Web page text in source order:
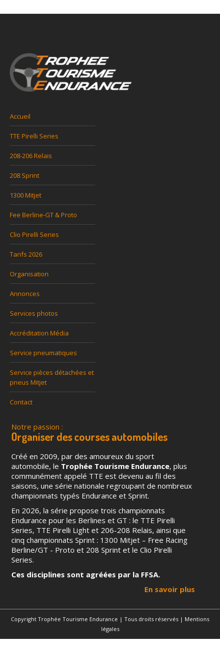
Accueil
TTE Pirelli Series
208-206 Relais
208 Sprint
1300 Mitjet
Fee Berline-GT & Proto
Clio Pirelli Series
Tarifs 2026
Organisation
Annonces
Services photos
Accréditation Média
Service pneumatiques
Service pièces détachées et
pneus Mitjet
Contact
Notre passion :
Organiser des courses automobiles
Créé en 2009, par des amoureux du sport
automobile, le Trophée Tourisme Endurance, plus
communément appelé TTE est devenu au fil des
saisons, une série nationale regroupant de nombreux
championnats typés Endurance et Sprint.
En 2026, la série propose trois championnats
Endurance pour les Berlines et GT : le TTE Pirelli
Series, TTE Pirelli Light et 206-208 Relais, ainsi que
cinq championnats Sprint : 1300 Mitjet – Free Racing
Berline/GT - Proto et 208 Sprint et le Clio Pirelli
Series.
Ces disciplines sont agréées par la FFSA.
En savoir plus
Copyright Trophée Tourisme Endurance | Tous droits réservés | Mentions
légales